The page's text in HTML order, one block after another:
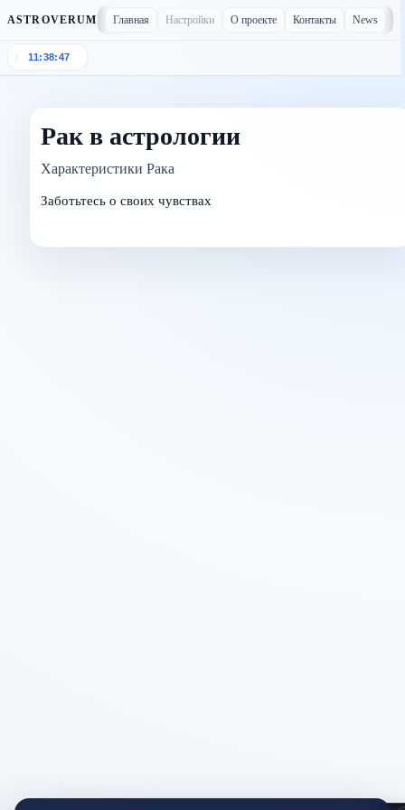
ASTROVERUM Главная Настройки О проекте Контакты News
/ 11:38:47
Рак в астрологии
Характеристики Рака
Заботьтесь о своих чувствах